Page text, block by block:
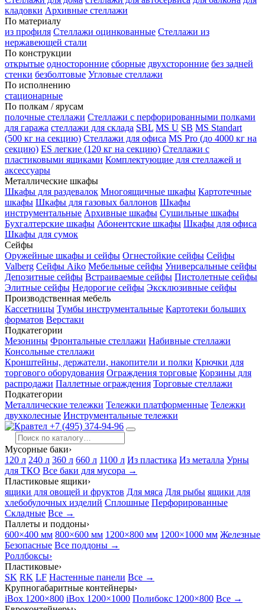
кладовки Архивные стеллажи
По материалу
из профиля Стеллажи оцинкованные Стеллажи из
нержавеющей стали
По конструкции
открытые односторонние сборные двухсторонние без задней
стенки безболтовые Угловые стеллажи
По исполнению
стационарные
По полкам / ярусам
полочные стеллажи Стеллажи с перфорированными полками
для гаража стеллажи для склада SBL MS U SB MS Standart
(500 кг на секцию) Стеллажи для офиса MS Pro (до 4000 кг на
секцию) ES легкие (120 кг на секцию) Стеллажи с
пластиковыми ящиками Комплектующие для стеллажей и
аксессуары
Металлические шкафы
Шкафы для раздевалок Многоящичные шкафы Картотечные
шкафы Шкафы для газовых баллонов Шкафы
инструментальные Архивные шкафы Сушильные шкафы
Бухгалтерские шкафы Абонентские шкафы Шкафы для офиса
Шкафы для сумок
Сейфы
Оружейные шкафы и сейфы Огнестойкие сейфы Сейфы
Valberg Сейфы Aiko Мебельные сейфы Универсальные сейфы
Депозитные сейфы Встраиваемые сейфы Пистолетные сейфы
Элитные сейфы Недорогие сейфы Эксклюзивные сейфы
Производственная мебель
Кассетницы Тумбы инструментальные Картотеки больших
форматов Верстаки
Подкатегории
Мезонины Фронтальные стеллажи Набивные стеллажи
Консольные стеллажи
Кронштейны, держатели, накопители и полки Крючки для
торгового оборудования Ограждения торговые Корзины для
распродажи Паллетные ограждения Торговые стеллажи
Подкатегории
Металлические тележки Тележки платформенные Тележки
двухколесные Инструментальные тележки
+7 (495) 374-94-96
Мусорные баки›
120 л 240 л 360 л 660 л 1100 л Из пластика Из металла Урны
для ТКО Все баки для мусора →
Пластиковые ящики›
ящики для овощей и фруктов Для мяса Для рыбы ящики для
хлебобулочных изделий Сплошные Перфорированные
Складные Все →
Паллеты и поддоны›
600×400 мм 800×600 мм 1200×800 мм 1200×1000 мм Железные
Безопасные Все поддоны →
Роллбоксы›
Пластиковые›
SK RK LF Настенные панели Все →
Крупногабаритные контейнеры›
iBox 1200×800 iBox 1200×1000 Полибокс 1200×800 Все →